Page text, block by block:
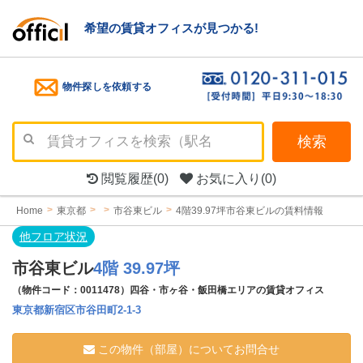
希望の賃貸オフィスが見つかる!
物件探しを依頼する
検索
閲覧履歴(0) お気に入り (0)
Home 東京都 市谷東ビル 4階39.97坪市谷東ビルの賃料情報
他フロア状況
市谷東ビル4階 39.97坪
（物件コード：0011478）四谷・市ヶ谷・飯田橋エリアの賃貸オフィス
東京都新宿区市谷田町2-1-3
この物件（部屋）についてお問合せ